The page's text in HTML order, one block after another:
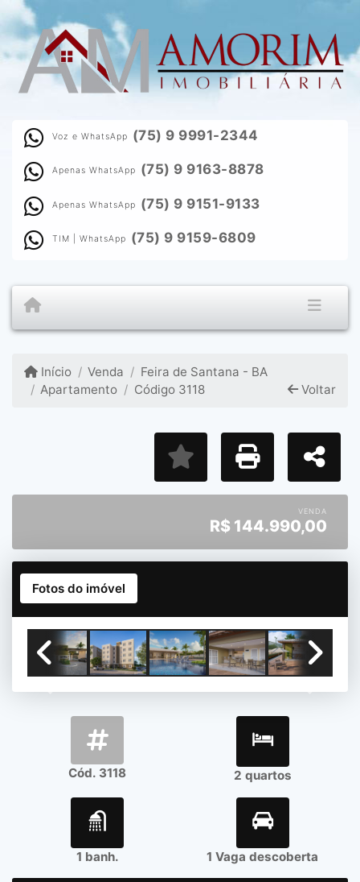
Voz e WhatsApp (75) 9 9991-2344
Apenas WhatsApp (75) 9 9163-8878
Apenas WhatsApp (75) 9 9151-9133
TIM | WhatsApp (75) 9 9159-6809
Início Venda
Feira de Santana - BA
Apartamento
Código 3118 Voltar
VENDA
R$ 144.990,00
Fotos do imóvel
Cód. 3118 2 quartos
1 banh. 1 Vaga descoberta